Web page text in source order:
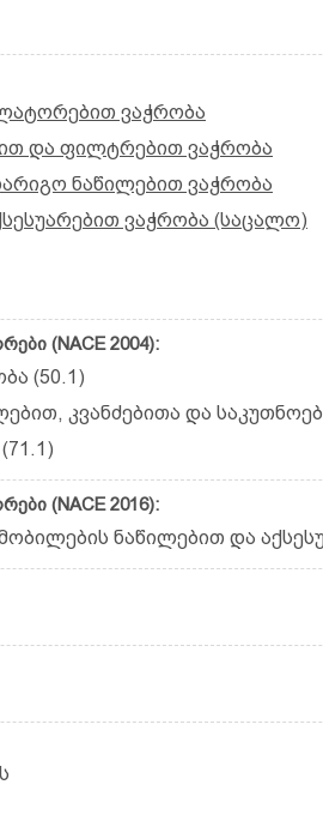
ვაჭრობა
და ფილტრებით ვაჭრობა
ნაწილებით ვაჭრობა
ვაჭრობა (საცალო)
(NACE 2004):
(50.1)
კვანძებითა და
(NACE 2016):
ნაწილებით და